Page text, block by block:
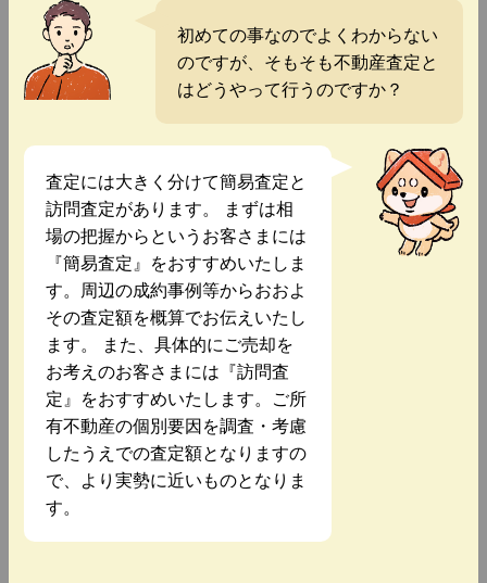
初めての事なのでよくわからない
のですが、そもそも不動産査定と
はどうやって行うのですか？
査定には大きく分けて簡易査定と
訪問査定があります。 まずは相
場の把握からというお客さまには
『簡易査定』をおすすめいたしま
す。周辺の成約事例等からおおよ
その査定額を概算でお伝えいたし
ます。 また、具体的にご売却を
お考えのお客さまには『訪問査
定』をおすすめいたします。ご所
有不動産の個別要因を調査・考慮
したうえでの査定額となりますの
で、より実勢に近いものとなりま
す。